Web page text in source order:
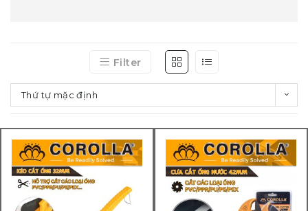
Filter
Thứ tự mặc định